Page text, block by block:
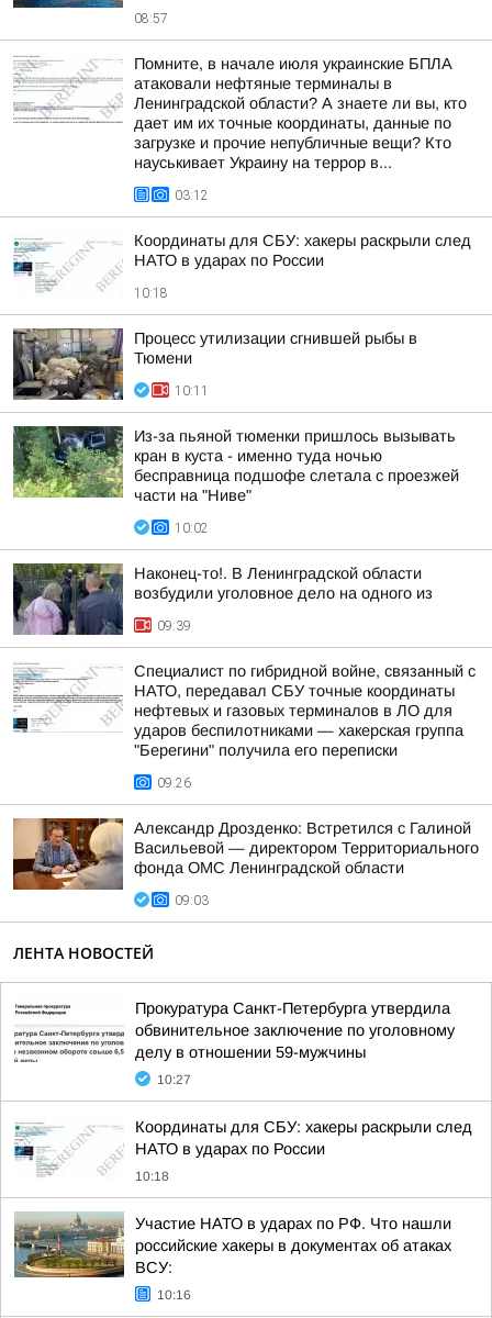
08:57
Помните, в начале июля украинские БПЛА
атаковали нефтяные терминалы в
Ленинградской области? А знаете ли вы, кто
дает им их точные координаты, данные по
загрузке и прочие непубличные вещи? Кто
науськивает Украину на террор в...
03:12
Координаты для СБУ: хакеры раскрыли след
НАТО в ударах по России
10:18
Процесс утилизации сгнившей рыбы в
Тюмени
10:11
Из-за пьяной тюменки пришлось вызывать
кран в куста - именно туда ночью
бесправница подшофе слетала с проезжей
части на "Ниве"
10:02
Наконец-то!. В Ленинградской области
возбудили уголовное дело на одного из
09:39
Специалист по гибридной войне, связанный с
НАТО, передавал СБУ точные координаты
нефтевых и газовых терминалов в ЛО для
ударов беспилотниками — хакерская группа
"Берегини" получила его переписки
09:26
Александр Дрозденко: Встретился с Галиной
Васильевой — директором Территориального
фонда ОМС Ленинградской области
09:03
ЛЕНТА НОВОСТЕЙ
Прокуратура Санкт-Петербурга утвердила
обвинительное заключение по уголовному
делу в отношении 59-мужчины
10:27
Координаты для СБУ: хакеры раскрыли след
НАТО в ударах по России
10:18
Участие НАТО в ударах по РФ. Что нашли
российские хакеры в документах об атаках
ВСУ:
10:16